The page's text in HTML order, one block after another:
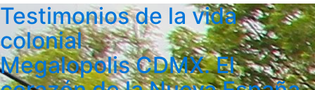
Testimonios de la vida
colonial
Megalopolis CDMX. El